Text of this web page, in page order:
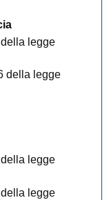
legge
della legge
legge
legge